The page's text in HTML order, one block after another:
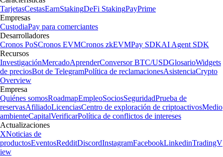
TarjetasCestasEarnStakingDeFi StakingPayPrime
Empresas
CustodiaPay para comerciantes
Desarrolladores
Cronos PoSCronos EVMCronos zkEVMPay SDKAI Agent SDK
Recursos
InvestigaciónMercadoAprenderConversor BTC/USDGlosarioWidgets
de preciosBot de TelegramPolítica de reclamacionesAsistenciaCrypto
Overview
Empresa
Quiénes somosRoadmapEmpleoSociosSeguridadPrueba de
reservasAfiliadoLicenciasCentro de exploración de criptoactivosMedio
ambienteCapitalVerificarPolítica de conflictos de intereses
Actualizaciones
XNoticias de
productosEventosRedditDiscordInstagramFacebookLinkedinTradingV
iew